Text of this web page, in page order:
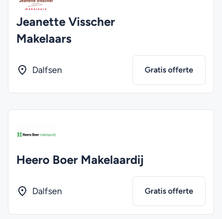
Jeanette Visscher
Makelaars
Dalfsen Gratis offerte
Heero Boer Makelaardij
Dalfsen Gratis offerte